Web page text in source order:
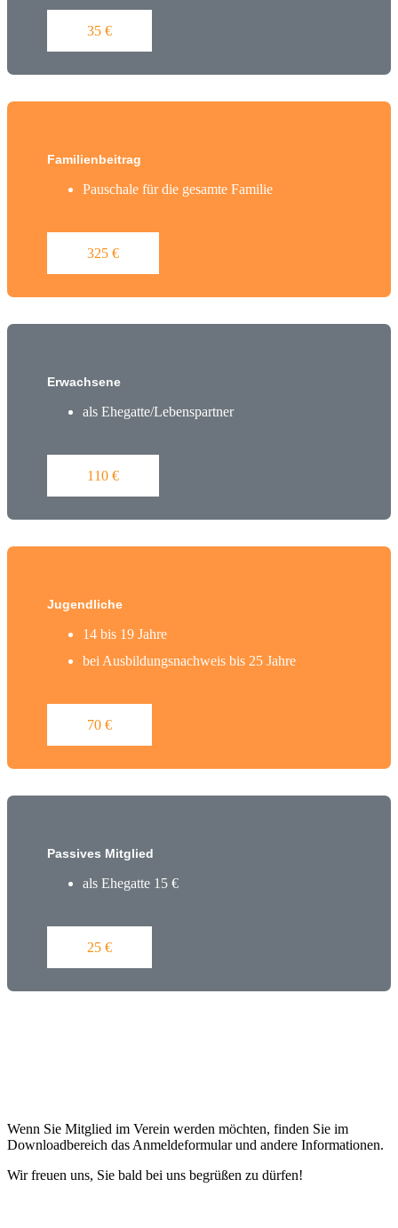
35 €
Familienbeitrag
Pauschale für die gesamte Familie
325 €
Erwachsene
als Ehegatte/Lebenspartner
110 €
Jugendliche
14 bis 19 Jahre
bei Ausbildungsnachweis bis 25 Jahre
70 €
Passives Mitglied
als Ehegatte 15 €
25 €
Wenn Sie Mitglied im Verein werden möchten, finden Sie im
Downloadbereich das Anmeldeformular und andere Informationen.
Wir freuen uns, Sie bald bei uns begrüßen zu dürfen!